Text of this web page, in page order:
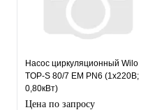
Насос циркуляционный Wilo
TOP-S 80/7 EM PN6 (1х220В;
0,80кВт)
Цена по запросу